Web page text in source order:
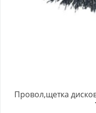
Провол,щетка